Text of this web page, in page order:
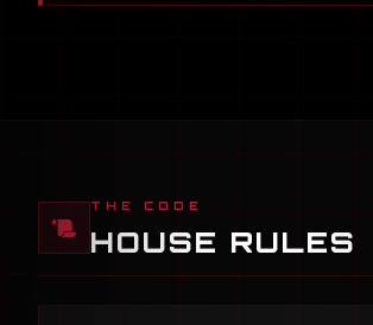
THE CODE
HOUSE RULES